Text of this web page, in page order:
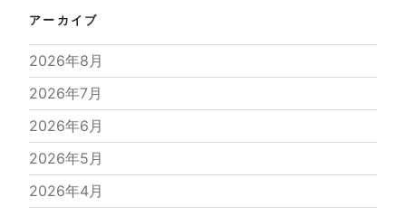
アーカイブ
2026年8月
2026年7月
2026年6月
2026年5月
2026年4月